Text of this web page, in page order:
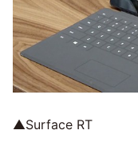
▲Surface RT